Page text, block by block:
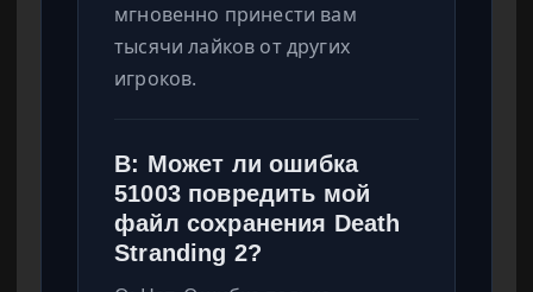
мгновенно принести вам
тысячи лайков от других
игроков.
В: Может ли ошибка
51003 повредить мой
файл сохранения Death
Stranding 2?